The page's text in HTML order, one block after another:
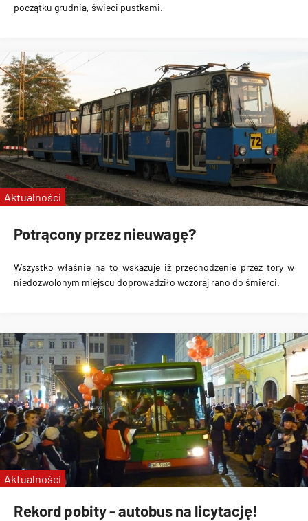
początku grudnia, świeci pustkami.
Potrącony przez nieuwagę?
Wszystko właśnie na to wskazuje iż przechodzenie przez tory w
niedozwolonym miejscu doprowadziło wczoraj rano do śmierci.
Aktualności
Rekord pobity - autobus na licytację!
Aktualności